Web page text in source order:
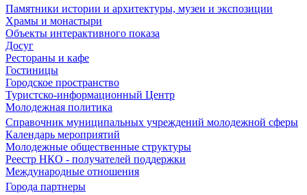
Памятники истории и архитектуры, музеи и экспозиции
Храмы и монастыри
Объекты интерактивного показа
Досуг
Рестораны и кафе
Гостиницы
Городское пространство
Туристско-информационный Центр
Молодежная политика
Справочник муниципальных учреждений молодежной сферы
Календарь мероприятий
Молодежные общественные структуры
Реестр НКО - получателей поддержки
Международные отношения
Города партнеры